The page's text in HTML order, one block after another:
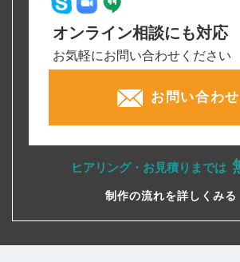
オンライン相談にも対応
お気軽にお問い合わせください
お問い合わせ
ヒアリング・お見積りまでは
制作の流れを詳しくみる